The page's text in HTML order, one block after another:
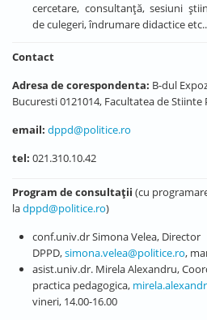
cercetare, consultanţă, sesiuni
de culegeri, îndrumare didactice etc..
Contact
Adresa de corespondenta: B-dul
Bucuresti 0121014, Facultatea de Stiinte
email: dppd@politice.ro
tel: 021.310.10.42
Program de consultații (cu
ladppd@politice.ro)
conf.univ.dr Simona Velea, Director
DPPD,simona.velea@politice.ro,
asist.univ.dr. Mirela Alexandru,
practica pedagogica,
vineri, 14.00-16.00